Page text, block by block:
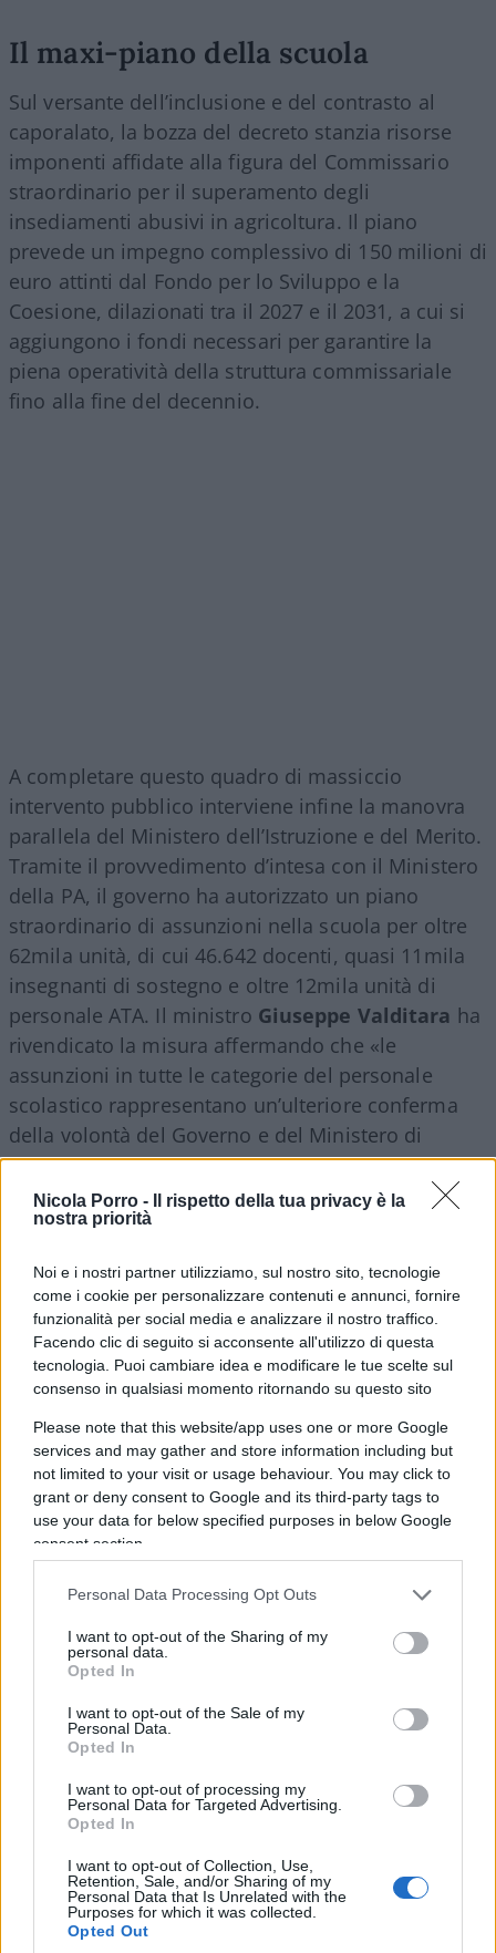
Nicola Porro -
Il rispetto della tua privacy è la
nostra priorità
Noi e i nostri partner utilizziamo, sul nostro sito, tecnologie
come i cookie per personalizzare contenuti e annunci, fornire
funzionalità per social media e analizzare il nostro traffico.
Facendo clic di seguito si acconsente all'utilizzo di questa
tecnologia. Puoi cambiare idea e modificare le tue scelte sul
consenso in qualsiasi momento ritornando su questo sito
Please note that this website/app uses one or more Google
services and may gather and store information including but
not limited to your visit or usage behaviour. You may click to
grant or deny consent to Google and its third-party tags to
use your data for below specified purposes in below Google
consent section.
Personal Data Processing Opt Outs
I want to opt-out of the Sharing of my
personal data.
Opted In
I want to opt-out of the Sale of my
Personal Data.
Opted In
I want to opt-out of processing my
Personal Data for Targeted Advertising.
Opted In
I want to opt-out of Collection, Use,
Retention, Sale, and/or Sharing of my
Personal Data that Is Unrelated with the
Purposes for which it was collected.
Opted Out
Il maxi-piano della scuola
Sul versante dell’inclusione e del contrasto al
caporalato, la bozza del decreto stanzia risorse
imponenti affidate alla figura del Commissario
straordinario per il superamento degli
insediamenti abusivi in agricoltura. Il piano
prevede un impegno complessivo di 150 milioni di
euro attinti dal Fondo per lo Sviluppo e la
Coesione, dilazionati tra il 2027 e il 2031, a cui si
aggiungono i fondi necessari per garantire la
piena operatività della struttura commissariale
fino alla fine del decennio.
A completare questo quadro di massiccio
intervento pubblico interviene infine la manovra
parallela del Ministero dell’Istruzione e del Merito.
Tramite il provvedimento d’intesa con il Ministero
della PA, il governo ha autorizzato un piano
straordinario di assunzioni nella scuola per oltre
62mila unità, di cui 46.642 docenti, quasi 11mila
insegnanti di sostegno e oltre 12mila unità di
personale ATA. Il ministro Giuseppe Valditara ha
rivendicato la misura affermando che «le
assunzioni in tutte le categorie del personale
scolastico rappresentano un’ulteriore conferma
della volontà del Governo e del Ministero di
investire con decisione sul futuro dell’istruzione.
Lo abbiamo detto e ora lo dimostriamo con i fatti:
diamo stabilità al sistema scolastico, garantiamo
qualità dell’insegnamento e valorizziamo
concretamente chi ogni giorno lavora nelle scuole
italiane con serietà e passione». Sebbene
l’immissione in ruolo stabilizzi migliaia di precari
e punti a garantire continuità alle classi,
l’operazione rappresenta un impegno finanziario
strutturale di enorme portata, confermando
ancora una volta come la spesa pubblica per la
macchina statale non conosca reali vincoli di
contenimento.